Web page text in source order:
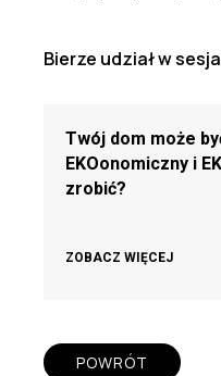
Bierze udział w
Twój dom może
EKOonomiczny i
zrobić?
ZOBACZ WIĘCEJ
POWRÓT